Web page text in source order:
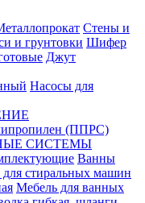
Стены и
и грунтовки Шифер
Джут
Насосы для
(ППРС)
СИСТЕМЫ
Ванны
стиральных машин
Мебель для ванных